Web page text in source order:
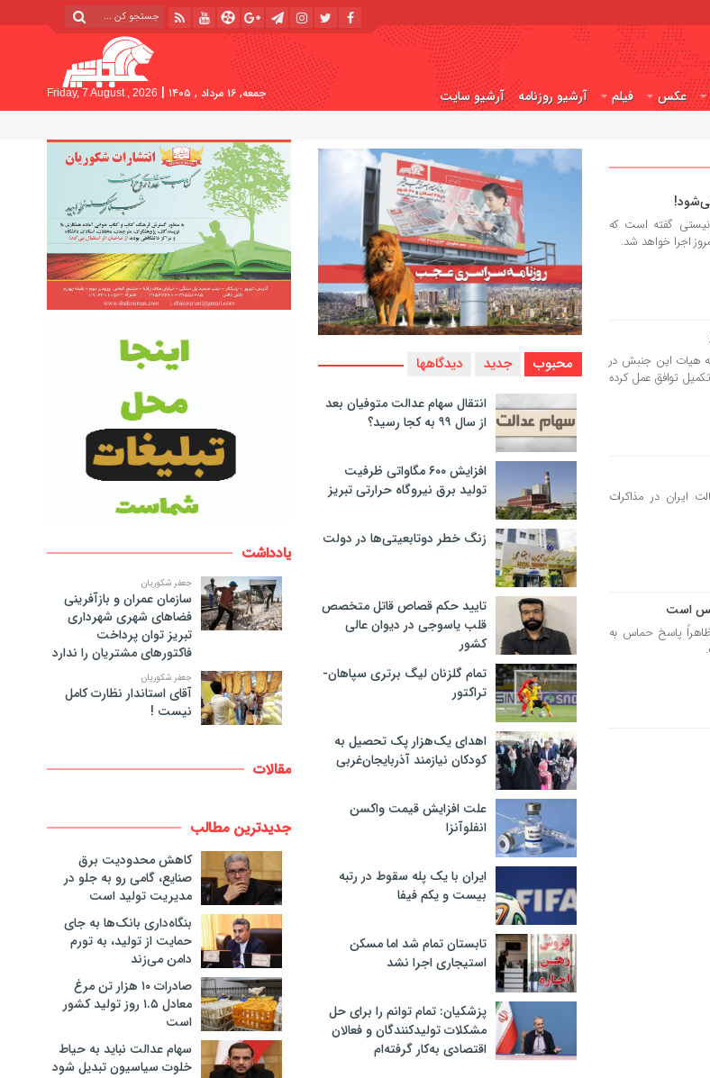
عکس فیلم آرشیو روزنامه آرشیو سایت جمعه, ۱۶ مرداد , ۱۴۰۵ |
Friday, 7 August , 2026
گفته است که
اجرا خواهد شد.
هیات این جنبش در
توافق عمل کرده
ایران در مذاکرات
است
پاسخ حماس به
محبوب جدید دیدگاهها
انتقال سهام عدالت متوفیان بعد
از سال ۹۹ به کجا رسید؟
افزایش ۶۰۰ مگاواتی ظرفیت
تولید برق نیروگاه حرارتی تبریز
زنگ خطر دوتابعیتی‌ها در دولت
تایید حکم قصاص قاتل متخصص
قلب یاسوجی در دیوان عالی
کشور
تمام گلزنان لیگ‌ برتری سپاهان-
تراکتور
اهدای یک‌هزار پک تحصیل به
کودکان نیازمند آذربایجان‌غربی
علت افزایش قیمت واکسن
انفلوآنزا
ایران با یک پله سقوط در رتبه
بیست و یکم فیفا
تابستان تمام شد اما مسکن
استیجاری اجرا نشد
پزشکیان: تمام توانم را برای حل
مشکلات تولیدکنندگان و فعالان
اقتصادی به‌کار گرفته‌ام
یادداشت
جعفر شکوریان
سازمان عمران و بازآفرینی
فضاهای شهری شهرداری
تبریز توان پرداخت
فاکتورهای مشتریان را ندارد
جعفر شکوریان
آقای استاندار نظارت کامل
نیست !
مقالات
جدیدترین مطالب
کاهش محدودیت برق
صنایع، گامی رو به جلو در
مدیریت تولید است
بنگاه‌داری بانک‌ها به جای
حمایت از تولید، به تورم
دامن می‌زند
صادرات ۱۰ هزار تن مرغ
معادل ۱.۵ روز تولید کشور
است
سهام عدالت نباید به حیاط
خلوت سیاسیون تبدیل شود